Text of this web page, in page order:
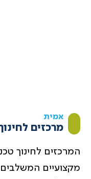
אמית
מרכזים
המרכזים לחינוך
מקצועיים המשלבים